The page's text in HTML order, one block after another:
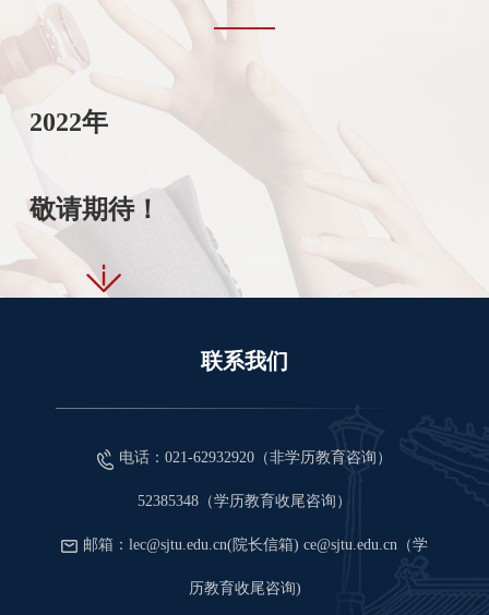
2022年
敬请期待！
联系我们
电话：021-62932920（非学历教育咨询）
52385348（学历教育收尾咨询）
邮箱：lec@sjtu.edu.cn(院长信箱) ce@sjtu.edu.cn（学
历教育收尾咨询)